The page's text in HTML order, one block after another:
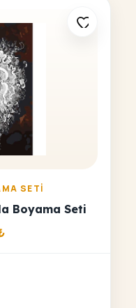
SETI
Boyama Seti